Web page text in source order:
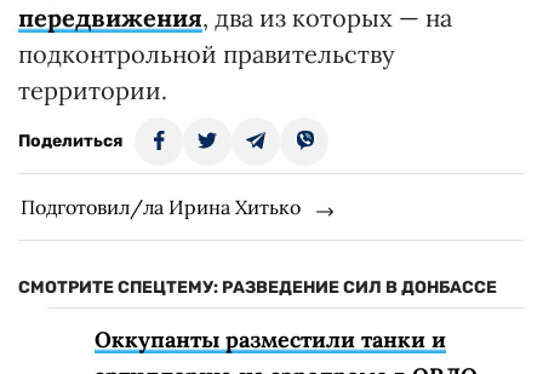
передвижения, два из которых — на
подконтрольной правительству
территории.
Поделиться
Подготовил/ла Ирина Хитько
СМОТРИТЕ СПЕЦТЕМУ: РАЗВЕДЕНИЕ СИЛ В ДОНБАССЕ
Оккупанты разместили танки и